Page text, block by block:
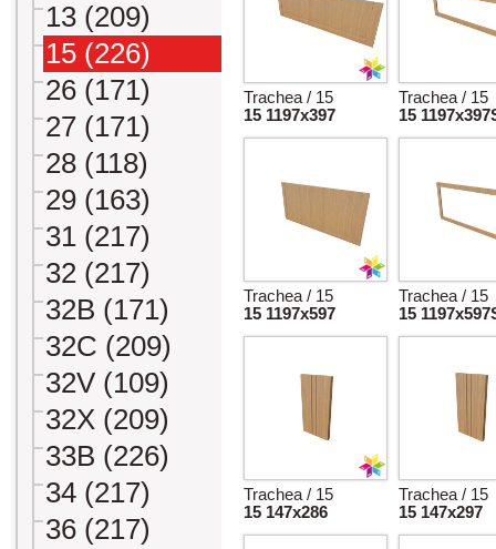
13 (209)
15 (226)
26 (171)
27 (171)
28 (118)
29 (163)
31 (217)
32 (217)
32B (171)
32C (209)
32V (109)
32X (209)
33B (226)
34 (217)
36 (217)
Trachea / 15
15 1197x397
Trachea / 15
15
Trachea / 15
15 1197x597
Trachea / 15
15
Trachea / 15
15 147x286
Trachea / 15
15 147x297